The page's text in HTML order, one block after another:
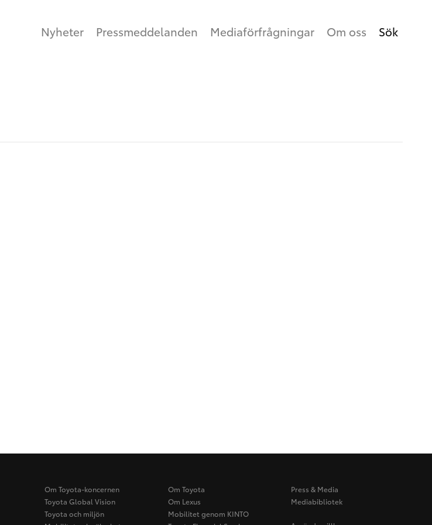
Nyheter Pressmeddelanden Mediaförfrågningar Om oss Sök
Om Toyota-koncernen
Toyota Global Vision
Toyota och miljön
Om Toyota
Om Lexus
Mobilitet genom KINTO
Press & Media
Mediabibliotek